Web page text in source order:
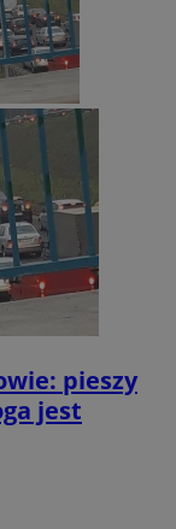
pieszy
jest